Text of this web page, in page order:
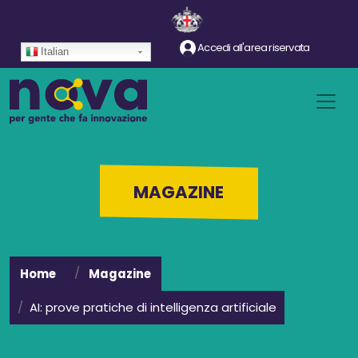
Salta al contenuto principale
Italian Accedi all'area riservata
MAGAZINE
Home
Magazine
AI: prove pratiche di intelligenza artificiale